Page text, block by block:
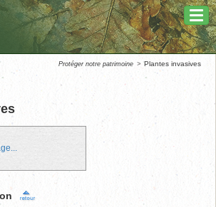
la
Protéger notre patrimoine Plantes invasives